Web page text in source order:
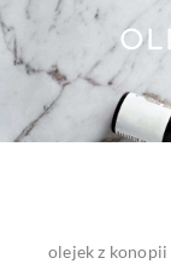
olejek z konopii